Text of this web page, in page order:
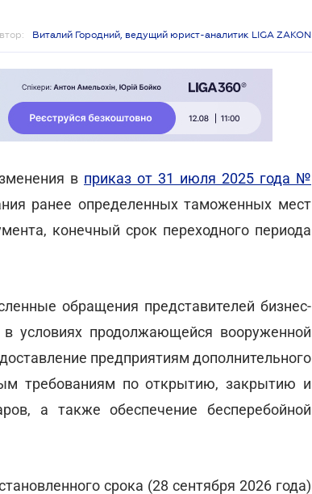
Виталий Городний, ведущий юрист-аналитик LIGA ZAKON
в приказ от 31 июля 2025 года №
ранее определенных таможенных мест
конечный срок переходного периода
обращения представителей бизнес-
условиях продолжающейся вооруженной
предприятиям дополнительного
требованиям по открытию, закрытию и
а также обеспечение бесперебойной
срока (28 сентября 2026 года)